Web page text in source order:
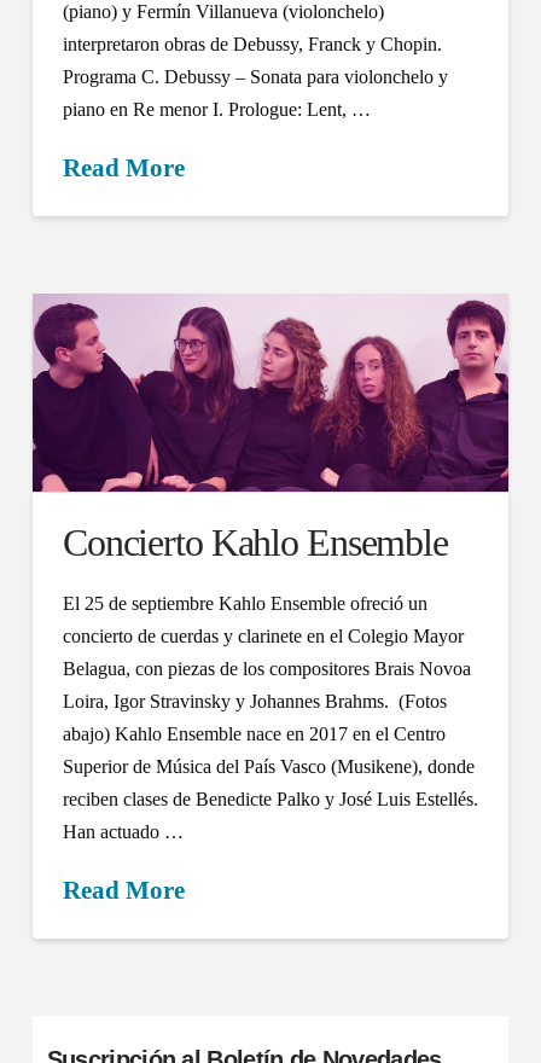
(piano) y Fermín Villanueva (violonchelo)
interpretaron obras de Debussy, Franck y Chopin.
Programa C. Debussy – Sonata para violonchelo y
piano en Re menor I. Prologue: Lent, …
Read More
Concierto Kahlo Ensemble
El 25 de septiembre Kahlo Ensemble ofreció un
concierto de cuerdas y clarinete en el Colegio Mayor
Belagua, con piezas de los compositores Brais Novoa
Loira, Igor Stravinsky y Johannes Brahms. (Fotos
abajo) Kahlo Ensemble nace en 2017 en el Centro
Superior de Música del País Vasco (Musikene), donde
reciben clases de Benedicte Palko y José Luis Estellés.
Han actuado …
Read More